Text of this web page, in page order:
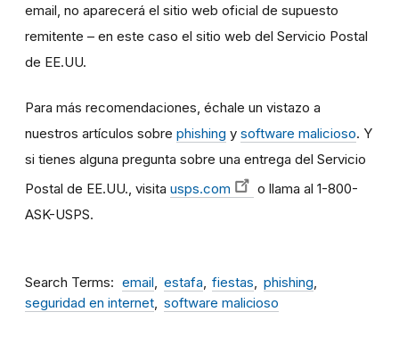
email, no aparecerá el sitio web oficial de supuesto
remitente – en este caso el sitio web del Servicio Postal
de EE.UU.
Para más recomendaciones, échale un vistazo a
nuestros artículos sobre phishing y software malicioso. Y
si tienes alguna pregunta sobre una entrega del Servicio
Postal de EE.UU., visita usps.com
o llama al 1-800-
ASK-USPS.
Search Terms email estafa fiestas
phishing
seguridad en internet
software malicioso